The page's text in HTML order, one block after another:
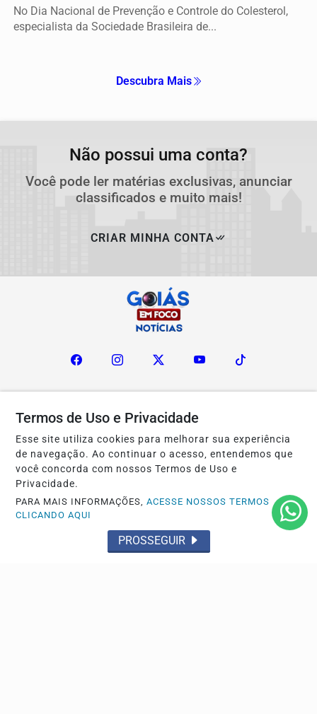
No Dia Nacional de Prevenção e Controle do Colesterol,
especialista da Sociedade Brasileira de...
Descubra Mais
Não possui uma conta?
Você pode ler matérias exclusivas, anunciar
classificados e muito mais!
CRIAR MINHA CONTA
Navegue
Início
Esporte
Giro de Notícias
Política
Aparecida em Foco
Polícia
Entorno em Foco
Direitos Humanos
Termos de Uso e Privacidade
Esse site utiliza cookies para melhorar sua experiência
de navegação. Ao continuar o acesso, entendemos que
você concorda com nossos Termos de Uso e
Privacidade.
PARA MAIS INFORMAÇÕES,ACESSE NOSSOS TERMOS
CLICANDO AQUI
PROSSEGUIR